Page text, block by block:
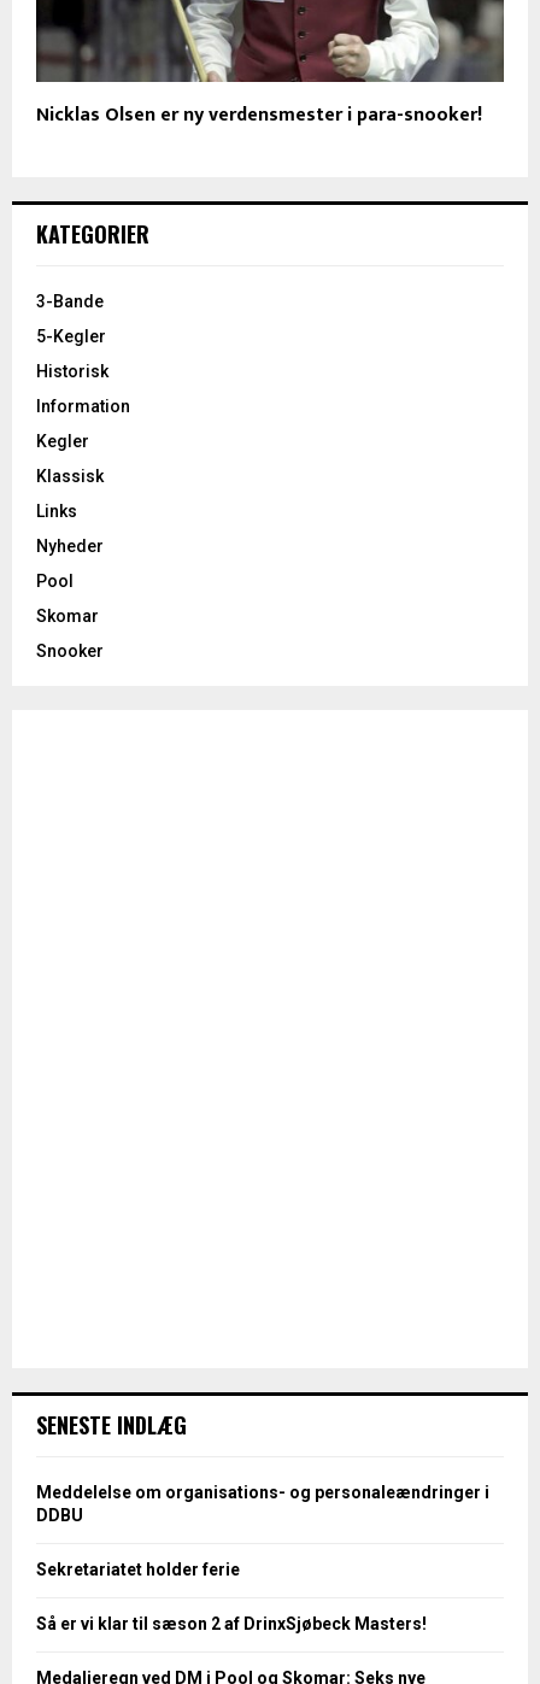
Nicklas Olsen er ny verdensmester i para-snooker!
KATEGORIER
3-Bande
5-Kegler
Historisk
Information
Kegler
Klassisk
Links
Nyheder
Pool
Skomar
Snooker
SENESTE INDLÆG
Meddelelse om organisations- og personaleændringer i
DDBU
Sekretariatet holder ferie
Så er vi klar til sæson 2 af DrinxSjøbeck Masters!
Medaljeregn ved DM i Pool og Skomar: Seks nye